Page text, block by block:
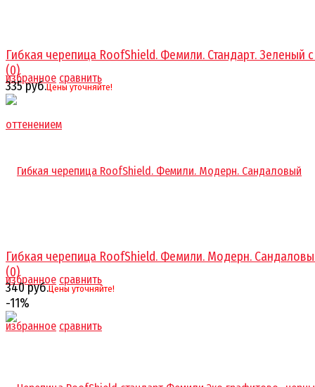
избранное сравнить
избранное сравнить
Гибкая черепица RoofShield. Фемили. Стандарт. Зеленый с
(0)
335 руб.Цены уточняйте!
избранное сравнить
Гибкая черепица RoofShield. Фемили. Модерн.
(0)
340 руб.Цены уточняйте!
-11%